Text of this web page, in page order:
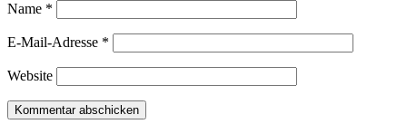
Name *
E-Mail-Adresse *
Website